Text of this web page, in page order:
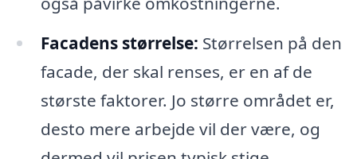
Facadens størrelse: Størrelsen på den
facade, der skal renses, er en af de
største faktorer. Jo større området er,
desto mere arbejde vil der være, og